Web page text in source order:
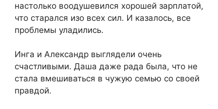
настолько воодушевился хорошей зарплатой,
что старался изо всех сил. И казалось, все
проблемы уладились.
Инга и Александр выглядели очень
счастливыми. Даша даже рада была, что не
стала вмешиваться в чужую семью со своей
правдой.